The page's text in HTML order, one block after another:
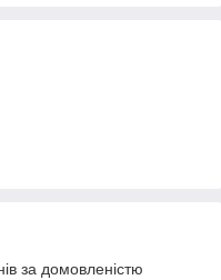
за домовленістю